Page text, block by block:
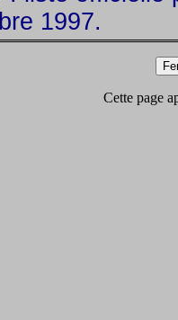
1997.
Cette page